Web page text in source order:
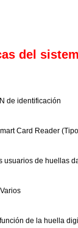
del
de identificación
Card Reader
usuarios de huellas
de la huella